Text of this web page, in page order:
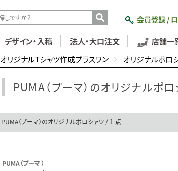
会員登録 /
デザイン・入稿 法人・大口注文
店舗一
オリジナルTシャツ作成プラスワン オリジナルポロ
PUMA（プーマ）のオリジナルポロ
PUMA（プーマ）のオリジナルポロシャツ / 1 点
PUMA（プーマ ）